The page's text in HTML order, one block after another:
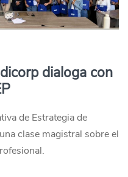
dialoga con
de Estrategia de
clase magistral sobre el